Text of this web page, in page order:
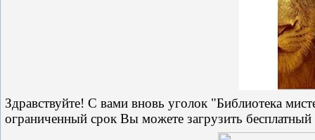
Здравствуйте! С вами вновь уголок "Библиотека
ограниченный срок Вы можете загрузить